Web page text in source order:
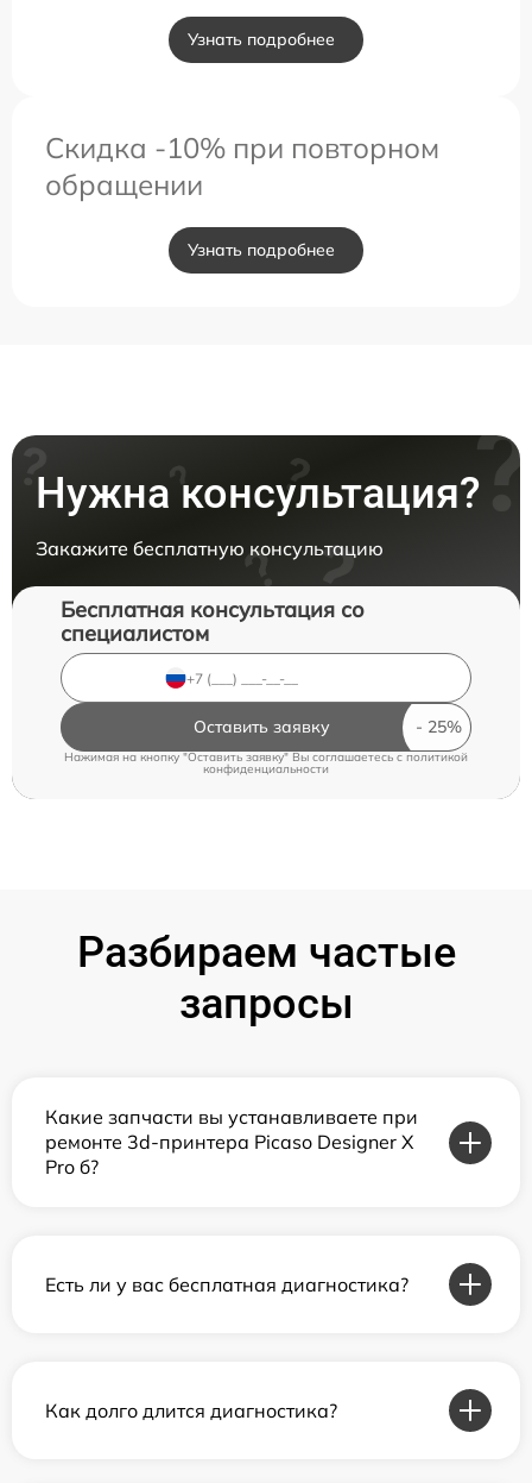
Узнать подробнее
Скидка -10% при повторном
обращении
Узнать подробнее
Нужна консультация?
Закажите бесплатную консультацию
Бесплатная консультация со
специалистом
Оставить заявку
Нажимая на кнопку "Оставить заявку" Вы соглашаетесь cполитикой
конфиденциальности
Разбираем частые
запросы
Какие запчасти вы устанавливаете при
ремонте 3d-принтера Picaso Designer X
Pro б?
Есть ли у вас бесплатная диагностика?
Как долго длится диагностика?